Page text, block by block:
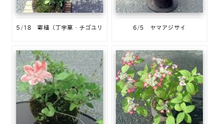
5/18 寄植（丁字草・チゴユリ 6/5 ヤマアジサイ